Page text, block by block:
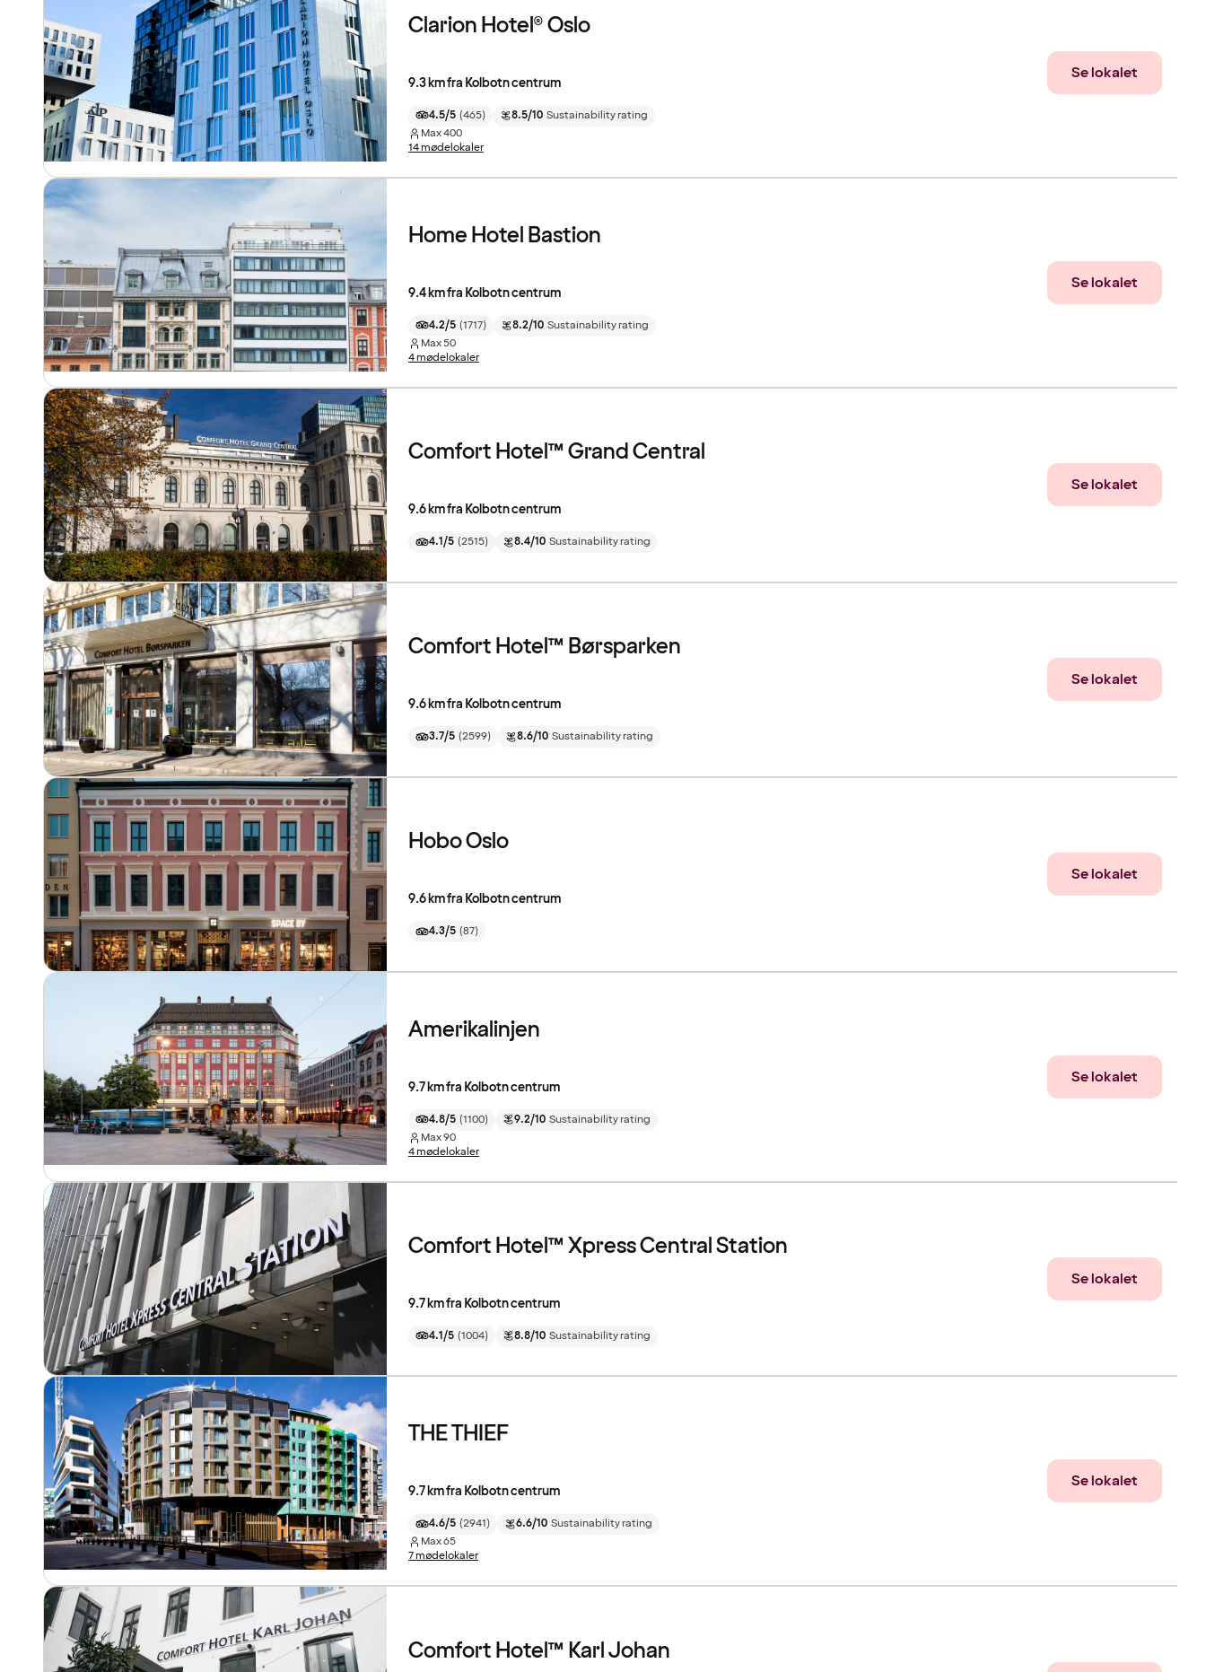
Clarion Hotel® Oslo
9.3 km fra Kolbotn centrum
4.5/5 (465) 8.5/10 Sustainability rating
Max400
14 mødelokaler
Se lokalet
Home Hotel Bastion
9.4 km fra Kolbotn centrum
4.2/5 (1717) 8.2/10 Sustainability rating
Max50
4 mødelokaler
Se lokalet
Comfort Hotel™ Grand Central
9.6 km fra Kolbotn centrum
4.1/5 (2515) 8.4/10 Sustainability rating
Se lokalet
Comfort Hotel™ Børsparken
9.6 km fra Kolbotn centrum
3.7/5 (2599) 8.6/10 Sustainability rating
Se lokalet
Hobo Oslo
9.6 km fra Kolbotn centrum
4.3/5 (87)
Se lokalet
Amerikalinjen
9.7 km fra Kolbotn centrum
4.8/5 (1100) 9.2/10 Sustainability rating
Max90
4 mødelokaler
Se lokalet
Comfort Hotel™ Xpress Central Station
9.7 km fra Kolbotn centrum
4.1/5 (1004) 8.8/10 Sustainability rating
Se lokalet
THE THIEF
9.7 km fra Kolbotn centrum
4.6/5 (2941) 6.6/10 Sustainability rating
Max65
7 mødelokaler
Se lokalet
Comfort Hotel™ Karl Johan